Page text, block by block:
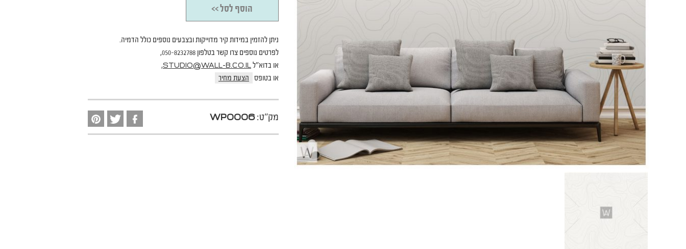
הוסף לסל >>
ניתן להזמין במידות קיר מדוייקות ובצבעים נוספים כולל הדמיה.
לפרטים נוספים צרו קשר בטלפון 050-8232788,
או בדוא"לSTUDIO@WALL-B.CO.IL
,
או בטופס
הצעת מחיר
מק"ט:WP0006